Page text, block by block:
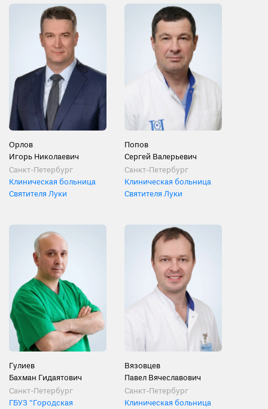
Орлов
Игорь Николаевич
Санкт-Петербург
Клиническая больница
Святителя Луки
Попов
Сергей Валерьевич
Санкт-Петербург
Клиническая больница
Святителя Луки
Гулиев
Бахман Гидаятович
Санкт-Петербург
ГБУЗ "Городская
Вязовцев
Павел Вячеславович
Санкт-Петербург
Клиническая больница